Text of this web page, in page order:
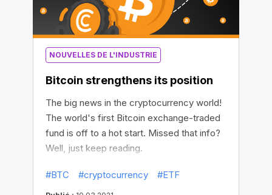
NOUVELLES DE L'INDUSTRIE
Bitcoin strengthens its position
The big news in the cryptocurrency world!
The world's first Bitcoin exchange-traded
fund is off to a hot start. Missed that info?
Well, just keep reading.
#BTC #cryptocurrency #ETF